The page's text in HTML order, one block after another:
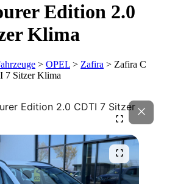
Edition 2.0
Klima
> OPEL > Zafira > Zafira C
7 Sitzer Klima